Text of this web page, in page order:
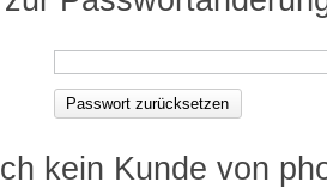
Passwort zurücksetzen
kein Kunde von